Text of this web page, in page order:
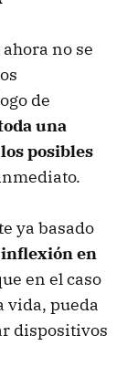
no se
de
una
posibles
ya basado
en
en el caso
vida, pueda
dispositivos